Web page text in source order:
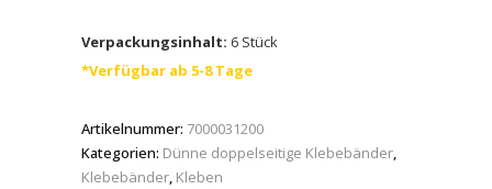
Verpackungsinhalt: 6 Stück
*Verfügbar ab 5-8 Tage
Artikelnummer: 7000031200
Kategorien: Dünne doppelseitige Klebebänder,
Klebebänder, Kleben